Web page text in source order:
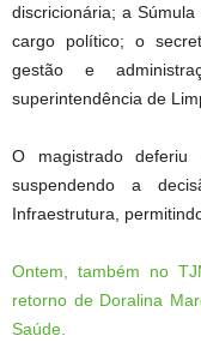
discricionária; a
cargo político; o
gestão e
superintendência de
O magistrado
suspendendo a
Infraestrutura,
Ontem, também no
retorno de Doralina
Saúde.